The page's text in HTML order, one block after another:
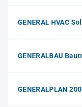
GENERAL HVAC
GENERALBAU
GENERALPLAN